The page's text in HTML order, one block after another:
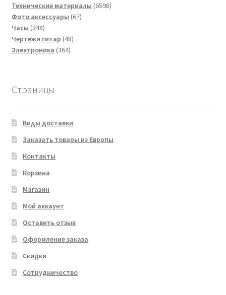
товаров
Технические материалы 65986598
Фото аксессуары 6767
Часы 248248
товаров
Чертежи гитар 4848
Электроника 364364
Страницы
Виды доставки
Заказать товары из Европы
Контакты
Корзина
Магазин
Мой аккаунт
Оставить отзыв
Оформление заказа
Скидки
Сотрудничество